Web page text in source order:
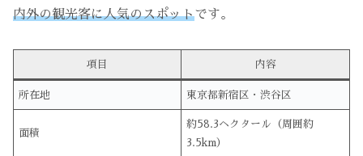
内外の観光客に人気のスポットです。
項目 内容
所在地 東京都新宿区・渋谷区
面積
約58.3ヘクタール（周囲約
3.5km）